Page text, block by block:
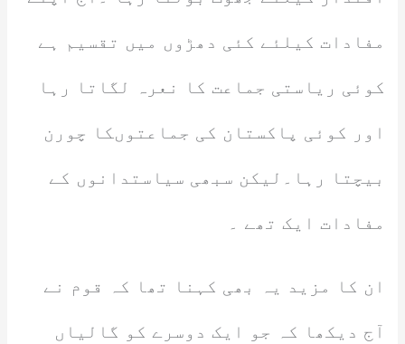
مفادات کیلئے کئی دھڑوں میں تقسیم ہے
کوئی ریاستی جماعت کا نعرہ لگاتا رہا
اور کوئی پاکستان کی جماعتوںکا چورن
بیچتا رہا۔لیکن سبھی سیاستدانوں کے
مفادات ایک تھے ۔
ان کا مزید یہ بھی کہنا تھا کہ قوم نے
آج دیکھا کہ جو ایک دوسرے کو گالیاں